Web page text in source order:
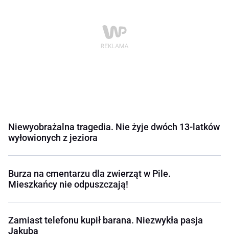
Niewyobrażalna tragedia. Nie żyje dwóch 13-latków
wyłowionych z jeziora
Burza na cmentarzu dla zwierząt w Pile.
Mieszkańcy nie odpuszczają!
Zamiast telefonu kupił barana. Niezwykła pasja
Jakuba